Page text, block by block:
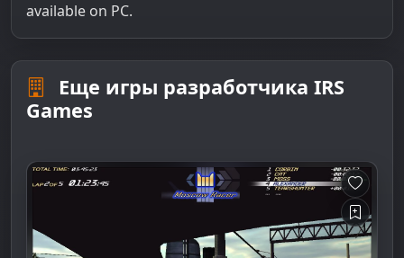
available on PC.
Еще игры разработчика IRS
Games